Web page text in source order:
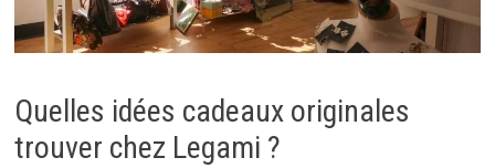
Quelles idées cadeaux originales
trouver chez Legami ?